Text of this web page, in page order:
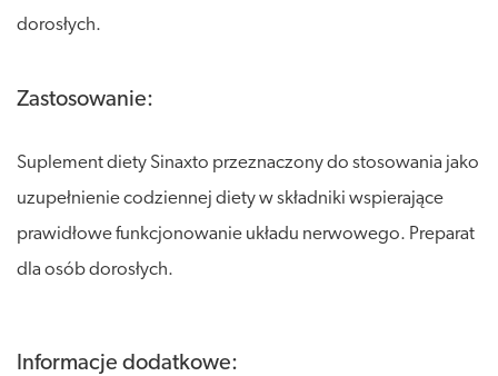
dorosłych.
Zastosowanie:
Suplement diety Sinaxto przeznaczony do stosowania jako
uzupełnienie codziennej diety w składniki wspierające
prawidłowe funkcjonowanie układu nerwowego. Preparat
dla osób dorosłych.
Informacje dodatkowe: